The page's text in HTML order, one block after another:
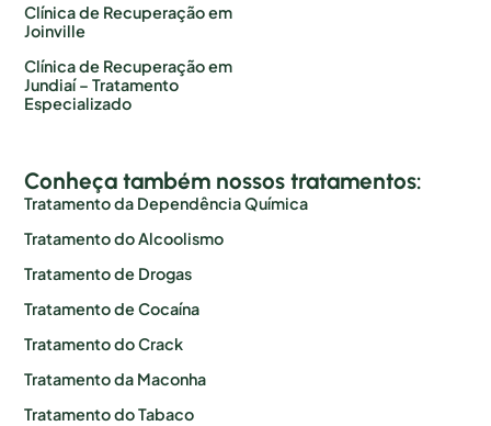
Clínica de Recuperação em
Joinville
Clínica de Recuperação em
Jundiaí – Tratamento
Especializado
Conheça também nossos tratamentos:
Tratamento da Dependência Química
Tratamento do Alcoolismo
Tratamento de Drogas
Tratamento de Cocaína
Tratamento do Crack
Tratamento da Maconha
Tratamento do Tabaco